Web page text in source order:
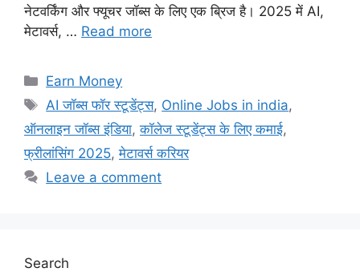
नेटवर्किंग और फ्यूचर जॉब्स के लिए एक ब्रिज है। 2025 में AI,
मेटावर्स, … Read more
Categories
Earn Money
Tags
AI जॉब्स फॉर स्टूडेंट्स, Online Jobs in india,
ऑनलाइन जॉब्स इंडिया,कॉलेज स्टूडेंट्स के लिए कमाई,
फ्रीलांसिंग 2025,मेटावर्स करियर
Leave a comment
Search